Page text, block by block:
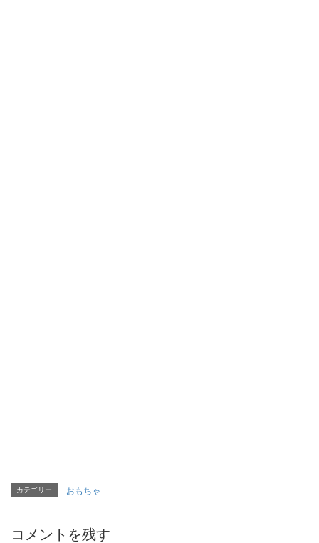
カテゴリー おもちゃ
コメントを残す